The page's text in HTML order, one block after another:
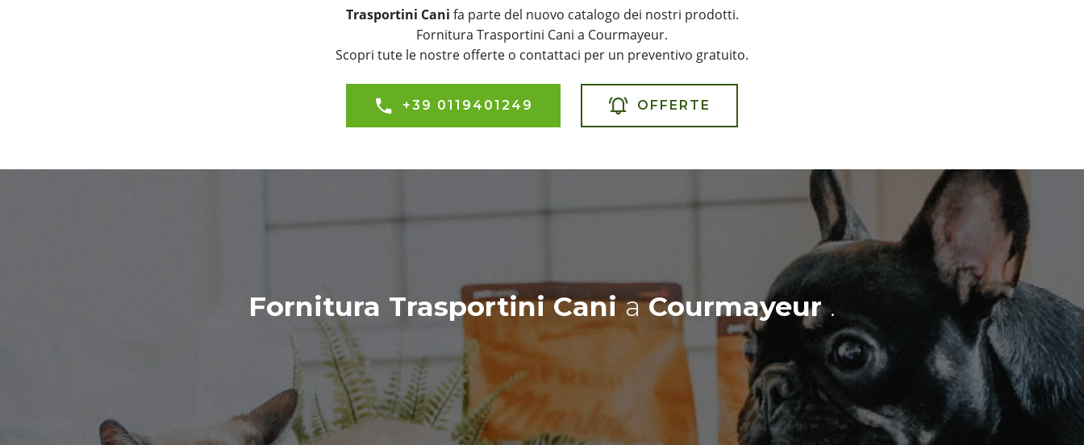
Trasportini Cani fa parte del nuovo catalogo dei nostri prodotti.
Fornitura Trasportini Cani a Courmayeur.
Scopri tute le nostre offerte o contattaci per un preventivo gratuito.
+39 0119401249 OFFERTE
Fornitura Trasportini CaniaCourmayeur.